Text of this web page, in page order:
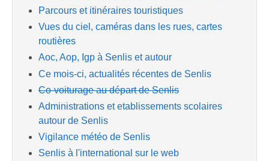
Parcours et itinéraires touristiques
Vues du ciel, caméras dans les rues, cartes
routières
Aoc, Aop, Igp à Senlis et autour
Ce mois-ci, actualités récentes de Senlis
Co-voiturage au départ de Senlis
Administrations et etablissements scolaires
autour de Senlis
Vigilance météo de Senlis
Senlis à l'international sur le web